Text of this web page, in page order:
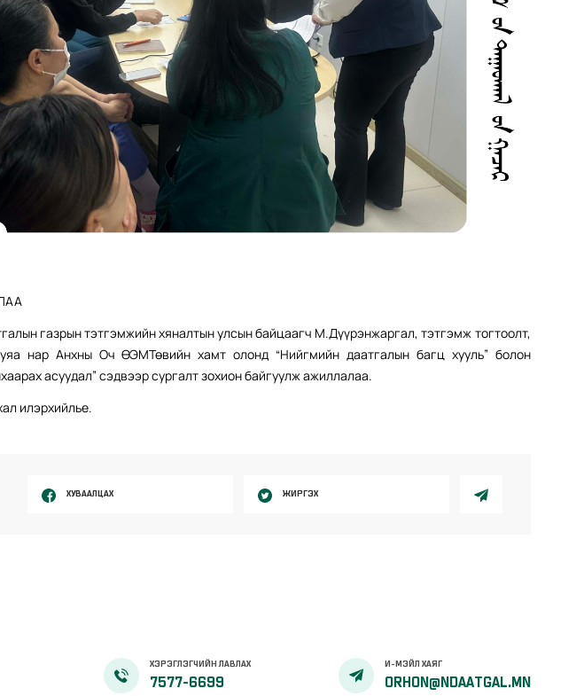
газрын тэтгэмжийн хяналтын улсын байцаагч М.Дүүрэнжаргал, тэтгэмж тогтоолт,
нар Анхны Оч ӨЭМТөвийн хамт олонд “Нийгмийн даатгалын багц хууль” болон
асуудал” сэдвээр сургалт зохион байгуулж ажиллалаа.
илэрхийлье.
ХУВААЛЦАХ ЖИРГЭХ
ХЭРЭГЛЭГЧИЙН ЛАВЛАХ
7577-6699
И-МЭЙЛ ХАЯГ
ORHON@NDAATGAL.MN